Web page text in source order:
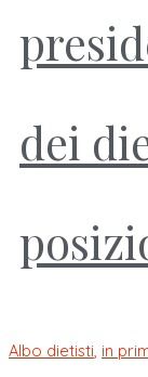
dei
Albo dietisti, in